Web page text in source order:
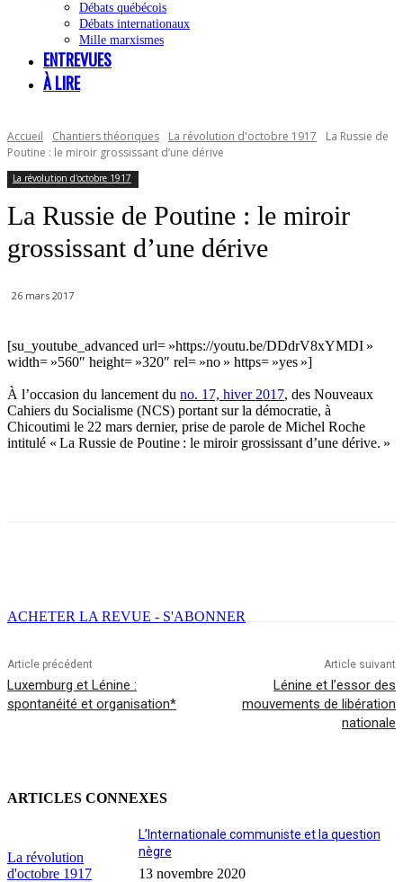
Débats québécois
Débats internationaux
Mille marxismes
ENTREVUES
À LIRE
Accueil Chantiers théoriques La révolution d'octobre 1917
La Russie de
Poutine : le miroir grossissant d’une dérive
La révolution d'octobre 1917
La Russie de Poutine : le miroir
grossissant d’une dérive
26 mars 2017
[su_youtube_advanced url= »https://youtu.be/DDdrV8xYMDI »
width= »560″ height= »320″ rel= »no » https= »yes »]
À l’occasion du lancement du no. 17, hiver 2017, des Nouveaux
Cahiers du Socialisme (NCS) portant sur la démocratie, à
Chicoutimi le 22 mars dernier, prise de parole de Michel Roche
intitulé « La Russie de Poutine : le miroir grossissant d’une dérive. »
ACHETER LA REVUE - S'ABONNER
Article précédent
Luxemburg et Lénine :
spontanéité et organisation*
Article suivant
Lénine et l’essor des
mouvements de libération
nationale
ARTICLES CONNEXES
La révolution
d'octobre 1917
L’Internationale communiste et la question
nègre
13 novembre 2020